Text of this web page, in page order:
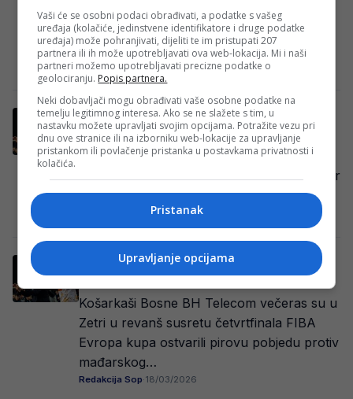
Zetri pokušati napraviti veliko iznenađenje
protiv KK Partizan i izboriti majstoricu u
četvrtfinalnoj…
Redakcija Sop·10/05/2026
Sarajevska Bosna večeras igra ključni meč
u ABA ligi, evo gdje gledati meč
Košarkaši KK Bosna BH Telecom večeras
imaju jedan od najvažnijih ispita u sezoni, jer
u okviru četvrtog kola Top 8…
22/03/2026
Sarajevska Bosna se oprostila od Evropa
kupa
Košarkaši Bosne BH Telecom večeras su u
Zetri u revanš susretu četvrtfinala FIBA
Evropa kupa ostvarili pirovu pobjedu protiv
mađarskog…
Redakcija Sop·18/03/2026
Vaši će se osobni podaci obrađivati, a podatke s vašeg
uređaja (kolačiće, jedinstvene identifikatore i druge podatke
uređaja) može pohranjivati, dijeliti te im pristupati 207
partnera ili ih može upotrebljavati ova web-lokacija. Mi i naši
partneri možemo upotrebljavati precizne podatke o
geolociranju. Popis partnera.
Neki dobavljači mogu obrađivati vaše osobne podatke na
temelju legitimnog interesa. Ako se ne slažete s tim, u
nastavku možete upravljati svojim opcijama. Potražite vezu pri
dnu ove stranice ili na izborniku web-lokacije za upravljanje
pristankom ili povlačenje pristanka u postavkama privatnosti i
kolačića.
Pristanak
Upravljanje opcijama